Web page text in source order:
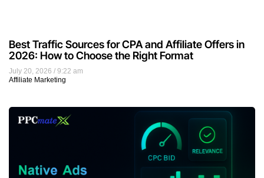
July 20, 2026
9:22 am
Affiliate Marketing
Best Traffic Sources for CPA and Affiliate Offers in
2026: How to Choose the Right Format